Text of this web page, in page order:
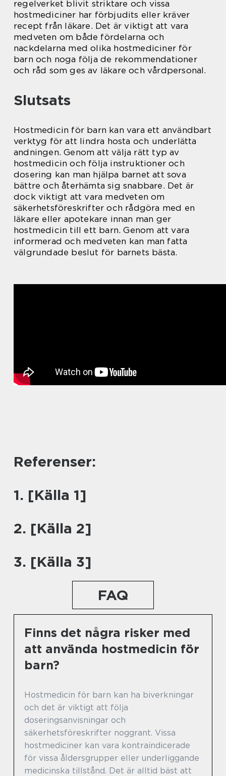
regelverket blivit striktare och vissa
hostmediciner har förbjudits eller kräver
recept från läkare. Det är viktigt att vara
medveten om både fördelarna och
nackdelarna med olika hostmediciner för
barn och noga följa de rekommendationer
och råd som ges av läkare och vårdpersonal.
Slutsats
Hostmedicin för barn kan vara ett användbart
verktyg för att lindra hosta och underlätta
andningen. Genom att välja rätt typ av
hostmedicin och följa instruktioner och
dosering kan man hjälpa barnet att sova
bättre och återhämta sig snabbare. Det är
dock viktigt att vara medveten om
säkerhetsföreskrifter och rådgöra med en
läkare eller apotekare innan man ger
hostmedicin till ett barn. Genom att vara
informerad och medveten kan man fatta
välgrundade beslut för barnets bästa.
Referenser:
1. [Källa 1]
2. [Källa 2]
3. [Källa 3]
FAQ
Finns det några risker med
att använda hostmedicin för
barn?
Hostmedicin för barn kan ha biverkningar
och det är viktigt att följa
doseringsanvisningar och
säkerhetsföreskrifter noggrant. Vissa
hostmediciner kan vara kontraindicerade
för vissa åldersgrupper eller underliggande
medicinska tillstånd. Det är alltid bäst att